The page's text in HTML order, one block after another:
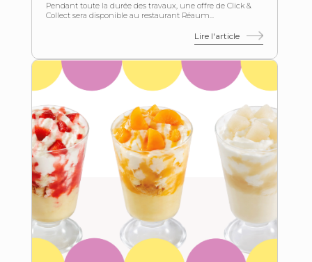
Pendant toute la durée des travaux, une offre de Click &
Collect sera disponible au restaurant Réaum...
Lire l'article